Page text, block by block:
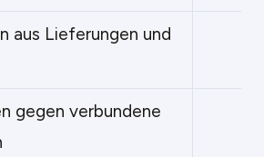
aus Lieferungen und
gegen verbundene